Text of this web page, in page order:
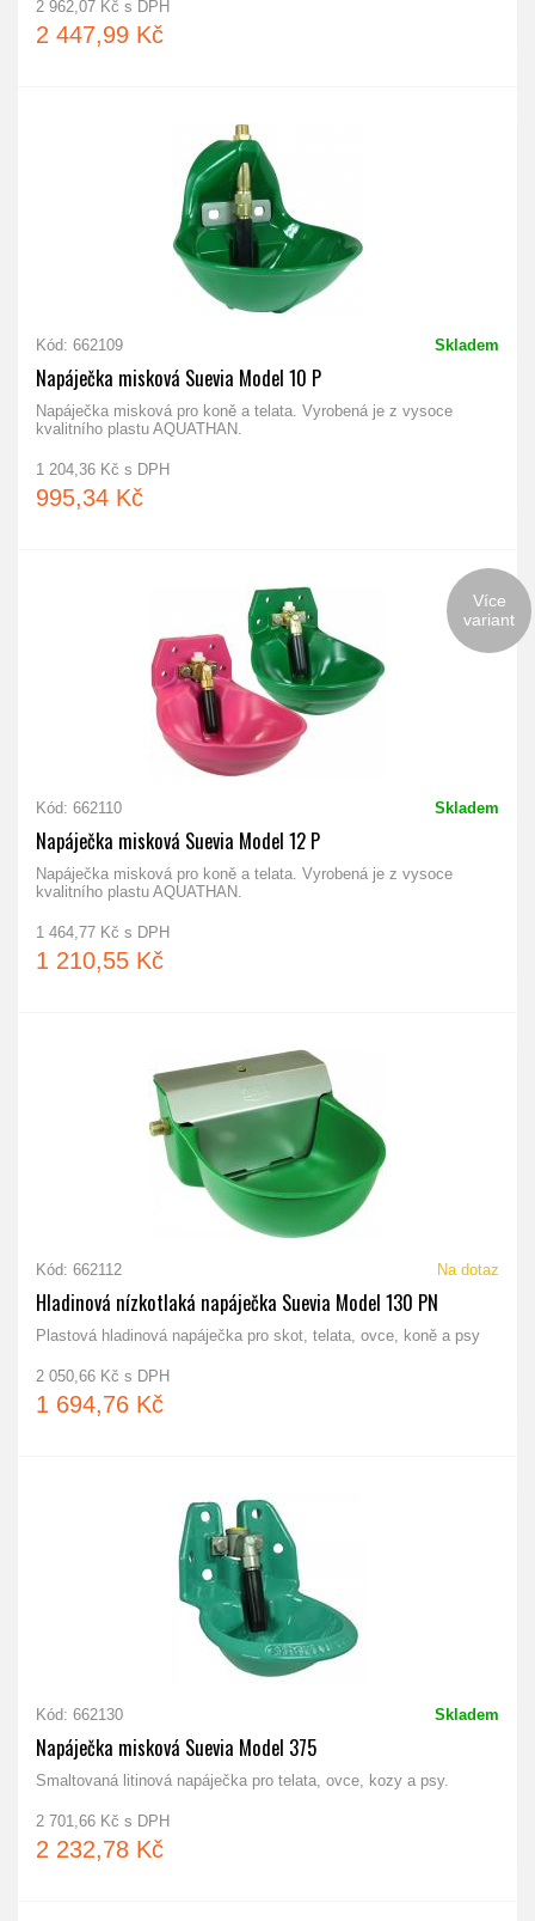
2 962,07 Kč s DPH
2 447,99 Kč
Kód: 662109 Skladem
Napáječka misková Suevia Model 10 P
Napáječka misková pro koně a telata. Vyrobená je z vysoce
kvalitního plastu AQUATHAN.
1 204,36 Kč s DPH
995,34 Kč
Kód: 662110 Skladem
Napáječka misková Suevia Model 12 P
Napáječka misková pro koně a telata. Vyrobená je z vysoce
kvalitního plastu AQUATHAN.
1 464,77 Kč s DPH
1 210,55 Kč
Více
variant
Kód: 662112 Na dotaz
Hladinová nízkotlaká napáječka Suevia Model 130 PN
Plastová hladinová napáječka pro skot, telata, ovce, koně a psy
2 050,66 Kč s DPH
1 694,76 Kč
Kód: 662130 Skladem
Napáječka misková Suevia Model 375
Smaltovaná litinová napáječka pro telata, ovce, kozy a psy.
2 701,66 Kč s DPH
2 232,78 Kč